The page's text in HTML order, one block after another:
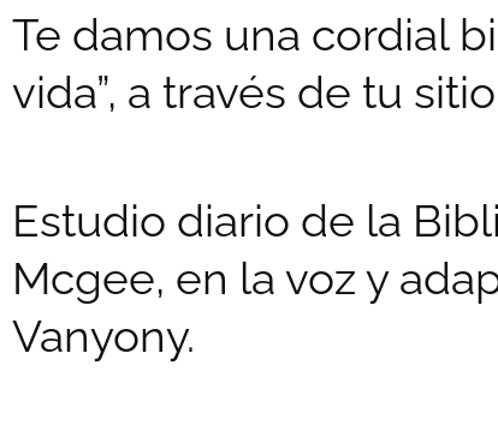
Te damos una cordial
vida”, a través de tu
Estudio diario de la
Mcgee, en la voz y
Vanyony.